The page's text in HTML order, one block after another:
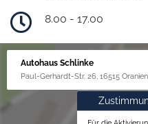
8.00 - 17.00
Autohaus Schlinke
Paul-Gerhardt-Str. 26, 16515